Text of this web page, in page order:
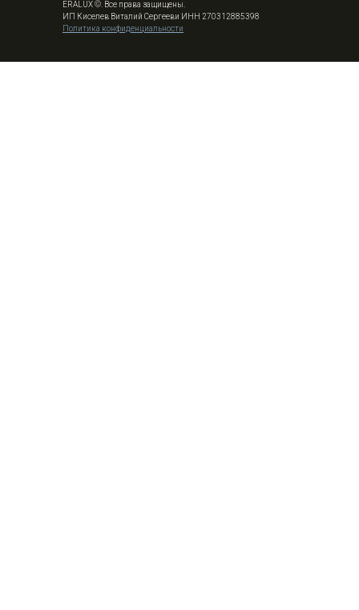
ERALUX ©. Все права защищены.
ИП Киселев Виталий Сергееви ИНН 270312885398
Политика конфиденциальности